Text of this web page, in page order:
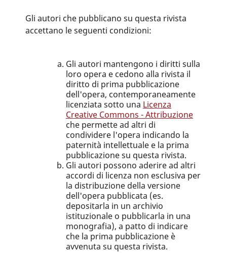
Gli autori che pubblicano su questa rivista
accettano le seguenti condizioni:
Gli autori mantengono i diritti sulla
loro opera e cedono alla rivista il
diritto di prima pubblicazione
dell'opera, contemporaneamente
licenziata sotto una Licenza
Creative Commons - Attribuzione
che permette ad altri di
condividere l'opera indicando la
paternità intellettuale e la prima
pubblicazione su questa rivista.
Gli autori possono aderire ad altri
accordi di licenza non esclusiva per
la distribuzione della versione
dell'opera pubblicata (es.
depositarla in un archivio
istituzionale o pubblicarla in una
monografia), a patto di indicare
che la prima pubblicazione è
avvenuta su questa rivista.